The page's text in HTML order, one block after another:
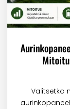
Valitsetko